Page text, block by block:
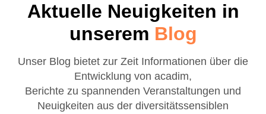
Aktuelle Neuigkeiten in
unserem Blog
Unser Blog bietet zur Zeit Informationen über die
Entwicklung von acadim,
Berichte zu spannenden Veranstaltungen und
Neuigkeiten aus der diversitätssensiblen